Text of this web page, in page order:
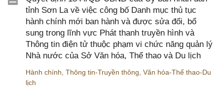
tỉnh Sơn La về việc công bố Danh mục thủ tục
hành chính mới ban hành và được sửa đổi, bổ
sung trong lĩnh vực Phát thanh truyền hình và
Thông tin điện tử thuộc phạm vi chức năng quản lý
Nhà nước của Sở Văn hóa, Thể thao và Du lịch
Hành chính Thông tin-Truyền thông Văn hóa-Thể thao-Du
lịch